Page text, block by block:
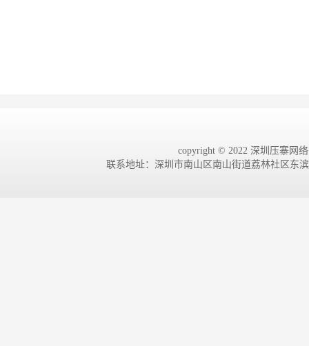
copyright © 2022 深圳压寨网
联系地址：深圳市南山区南山街道荔林社区东